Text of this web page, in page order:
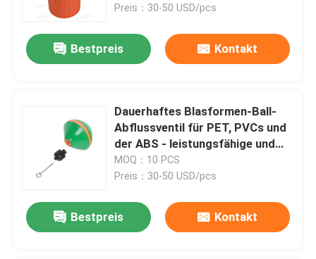
Leistung
Preis：30-50 USD/pcs
Bestpreis Kontakt
Dauerhaftes Blasformen-Ball-
Abflussventil für PET, PVCs und
der ABS - leistungsfähige und
zuverlässige Lösung für
Entwässerung
MOQ：10 PCS
Preis：30-50 USD/pcs
Bestpreis Kontakt